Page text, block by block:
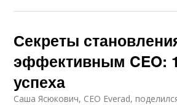
Секреты
эффективным CEO:
успеха
Саша Ясюкович, CEO Everad,